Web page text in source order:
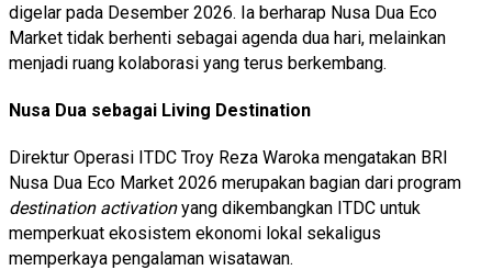
digelar pada Desember 2026. Ia berharap Nusa Dua Eco
Market tidak berhenti sebagai agenda dua hari, melainkan
menjadi ruang kolaborasi yang terus berkembang.
Nusa Dua sebagai Living Destination
Direktur Operasi ITDC Troy Reza Waroka mengatakan BRI
Nusa Dua Eco Market 2026 merupakan bagian dari program
destination activationyang dikembangkan ITDC untuk
memperkuat ekosistem ekonomi lokal sekaligus
memperkaya pengalaman wisatawan.